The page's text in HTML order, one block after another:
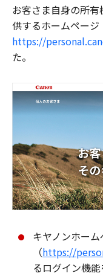
お客さま自身の所
供するホームページ
https://
た。
キヤノンホー
（https://
るログイン機